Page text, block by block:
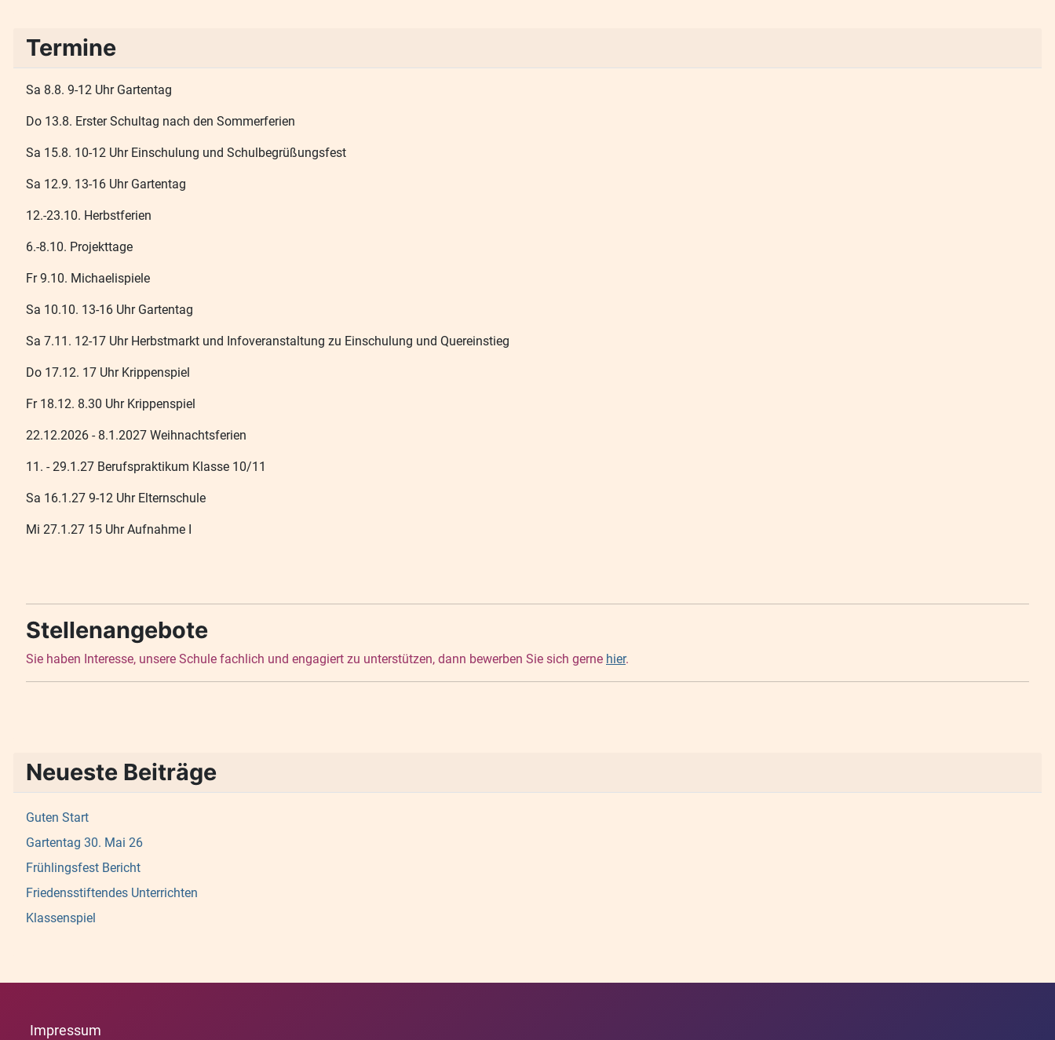
Termine
Sa 8.8. 9-12 Uhr Gartentag
Do 13.8. Erster Schultag nach den Sommerferien
Sa 15.8. 10-12 Uhr Einschulung und Schulbegrüßungsfest
Sa 12.9. 13-16 Uhr Gartentag
12.-23.10. Herbstferien
6.-8.10. Projekttage
Fr 9.10. Michaelispiele
Sa 10.10. 13-16 Uhr Gartentag
Sa 7.11. 12-17 Uhr Herbstmarkt und Infoveranstaltung zu Einschulung und Quereinstieg
Do 17.12. 17 Uhr Krippenspiel
Fr 18.12. 8.30 Uhr Krippenspiel
22.12.2026 - 8.1.2027 Weihnachtsferien
11. - 29.1.27 Berufspraktikum Klasse 10/11
Sa 16.1.27 9-12 Uhr Elternschule
Mi 27.1.27 15 Uhr Aufnahme I
Stellenangebote
Sie haben Interesse, unsere Schule fachlich und engagiert zu unterstützen, dann bewerben Sie sich gerne hier.
Neueste Beiträge
Guten Start
Gartentag 30. Mai 26
Frühlingsfest Bericht
Friedensstiftendes Unterrichten
Klassenspiel
Impressum